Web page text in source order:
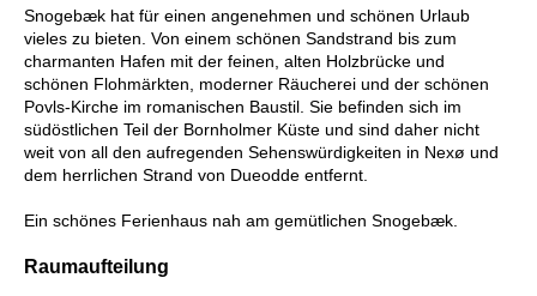
Snogebæk hat für einen angenehmen und schönen Urlaub
vieles zu bieten. Von einem schönen Sandstrand bis zum
charmanten Hafen mit der feinen, alten Holzbrücke und
schönen Flohmärkten, moderner Räucherei und der schönen
Povls-Kirche im romanischen Baustil. Sie befinden sich im
südöstlichen Teil der Bornholmer Küste und sind daher nicht
weit von all den aufregenden Sehenswürdigkeiten in Nexø und
dem herrlichen Strand von Dueodde entfernt.
Ein schönes Ferienhaus nah am gemütlichen Snogebæk.
Raumaufteilung